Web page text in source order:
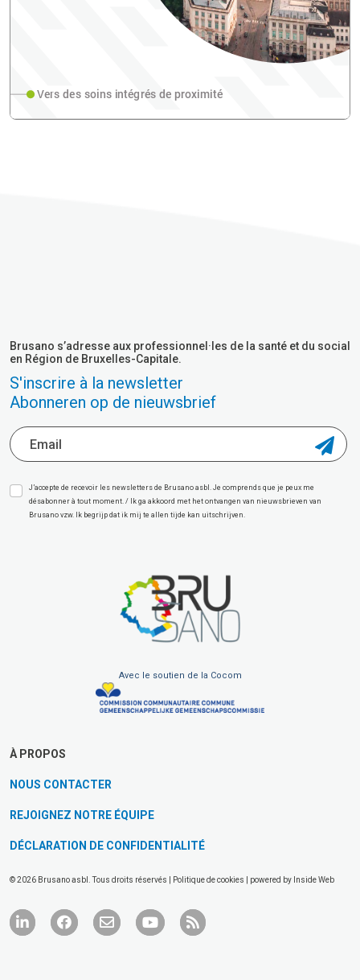
Brusano s’adresse aux professionnel·les de la santé et du social
en Région de Bruxelles-Capitale.
S'inscrire à la newsletter
Abonneren op de nieuwsbrief
J’accepte de recevoir les newsletters de Brusano asbl. Je comprends que je peux me
désabonner à tout moment. / Ik ga akkoord met het ontvangen van nieuwsbrieven van
Brusano vzw. Ik begrijp dat ik mij te allen tijde kan uitschrijven.
Avec le soutien de la Cocom
À PROPOS
NOUS CONTACTER
REJOIGNEZ NOTRE ÉQUIPE
DÉCLARATION DE CONFIDENTIALITÉ
© 2026 Brusano asbl. Tous droits réservés | Politique de cookies | powered by Inside Web